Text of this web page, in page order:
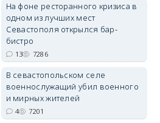
erid: 2SDnjdvhGXG
На фоне ресторанного кризиса в
одном из лучших мест
Севастополя открылся бар-
бистро
13 7286
В севастопольском селе
военнослужащий убил военного
и мирных жителей
4 7201